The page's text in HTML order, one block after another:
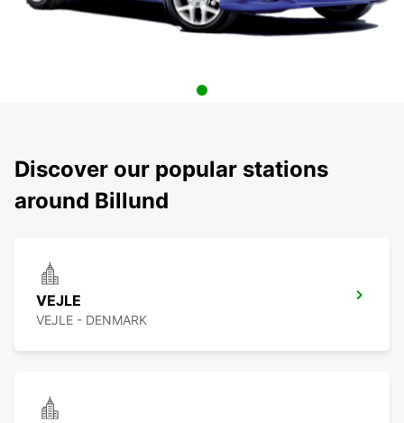
Discover our popular stations
around Billund
VEJLE
VEJLE - DENMARK